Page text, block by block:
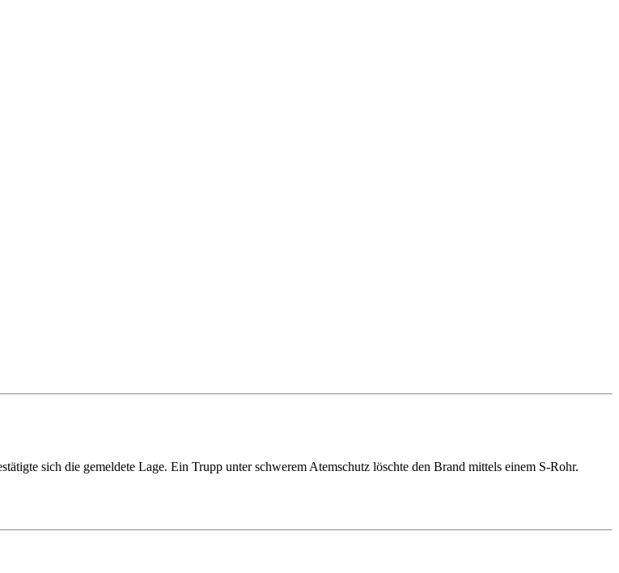
sich die gemeldete Lage. Ein Trupp unter schwerem Atemschutz löschte den Brand mittels einem S-Rohr.